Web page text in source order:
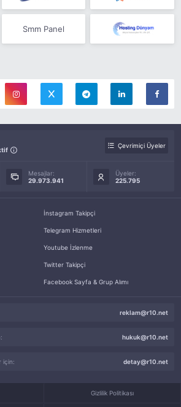
Smm Panel
Çevrimiçi Üyeler
Mesajlar:
29.973.941
Üyeler:
225.795
İnstagram Takipçi
Telegram Hizmetleri
Youtube İzlenme
Twitter Takipçi
Facebook Sayfa & Grup Alımı
reklam@r10.net
hukuk@r10.net
için: detay@r10.net
Gizlilik Politikası